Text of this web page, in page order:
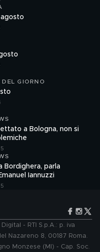
GIORNO
a Bologna, non si
Bordighera, parla
Iannuzzi
- RTI S.p.A.: p. iva
Nazareno 8, 00187 Roma.
Monzese (MI) - Cap. Soc.